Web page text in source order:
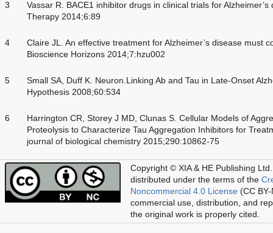
3
Vassar R. BACE1 inhibitor drugs in clinical trials for
Therapy 2014;6:89
4
Claire JL. An effective treatment for Alzheimer’s disease must
Bioscience Horizons 2014;7:hzu002
5
Small SA, Duff K. Neuron.Linking Ab and Tau in Late-Onset
Hypothesis 2008;60:534
6
Harrington CR, Storey J MD, Clunas S. Cellular Models of
Proteolysis to Characterize Tau Aggregation Inhibitors for
journal of biological chemistry 2015;290:10862-75
Copyright © XIA & HE Publishing Ltd.
distributed under the terms of the
Noncommercial 4.0 License (CC
commercial use, distribution, and
the original work is properly cited.